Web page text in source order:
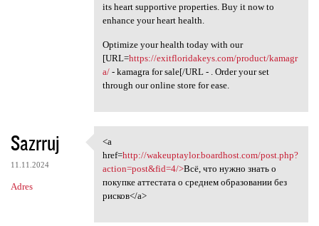
its heart supportive properties. Buy it now to
enhance your heart health.
Optimize your health today with our
[URL=https://exitfloridakeys.com/product/kamagr
a/- kamagra for sale[/URL - . Order your set
through our online store for ease.
Sazrruj
11.11.2024
Adres
<a href=http://wakeuptaylor
<a
href=http://wakeuptaylor.boardhost.com/post.php?
action=post&fid=4/>Всё, что нужно знать о
покупке аттестата о среднем образовании без
рисков</a>